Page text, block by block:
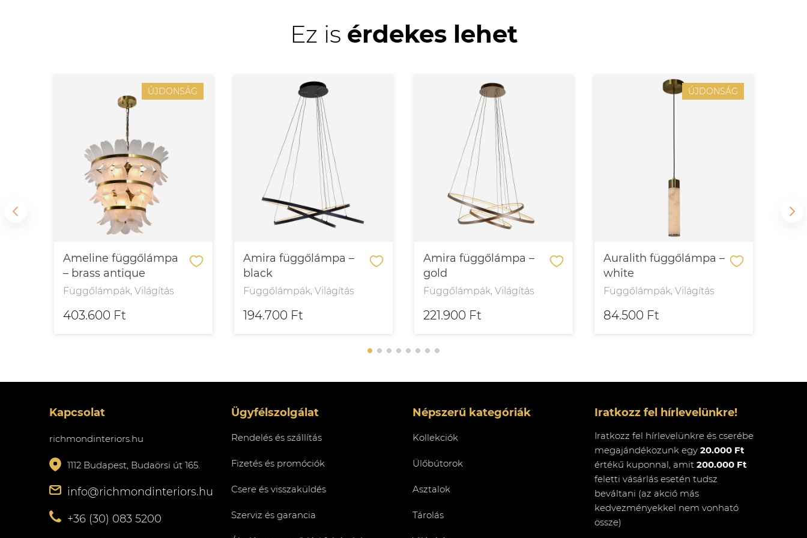
Ez is érdekes lehet
ÚJDONSÁG
Ameline függőlámpa
– brass antique
Függőlámpák, Világítás
403.600 Ft
Amira függőlámpa –
black
Függőlámpák, Világítás
194.700 Ft
Amira függőlámpa –
gold
Függőlámpák, Világítás
221.900 Ft
ÚJDONSÁG
Auralith függőlámpa –
white
Függőlámpák, Világítás
84.500 Ft
Kapcsolat
richmondinteriors.hu
1112 Budapest, Budaörsi út 165.
info@richmondinteriors.hu
+36 (30) 083 5200
Ügyfélszolgálat
Rendelés és szállítás
Fizetés és promóciók
Csere és visszaküldés
Szerviz és garancia
Népszerű kategóriák
Kollekciók
Ülőbútorok
Asztalok
Tárolás
Iratkozz fel hírlevelünkre!
Iratkozz fel hírlevelünkre és cserébe
megajándékozunk egy 20.000 Ft
értékű kuponnal, amit200.000 Ft
feletti vásárlás esetén tudsz
beváltani (az akció más
kedvezményekkel nem vonható
össze)